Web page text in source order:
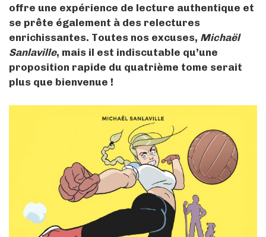
offre une expérience de lecture authentique et
se prête également à des relectures
enrichissantes. Toutes nos excuses, Michaël
Sanlaville, mais il est indiscutable qu’une
proposition rapide du quatrième tome serait
plus que bienvenue !